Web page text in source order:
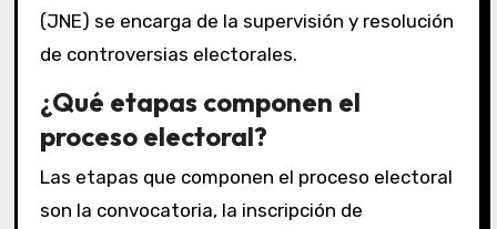
(JNE) se encarga de la supervisión y resolución
de controversias electorales.
¿Qué etapas componen el
proceso electoral?
Las etapas que componen el proceso electoral
son la convocatoria, la inscripción de